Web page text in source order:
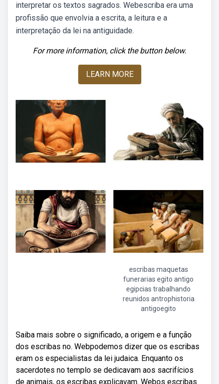
interpretar os textos sagrados. Webescriba era uma
profissão que envolvia a escrita, a leitura e a
interpretação da lei na antiguidade.
For more information, click the button below.
LEARN MORE
escribas maquetas
funerarias egito antigo
egipcias trabalhando
reunidos antrophistoria
antigoegito
Saiba mais sobre o significado, a origem e a função
dos escribas no. Webpodemos dizer que os escribas
eram os especialistas da lei judaica. Enquanto os
sacerdotes no templo se dedicavam aos sacrifícios
de animais, os escribas explicavam. Webos escribas